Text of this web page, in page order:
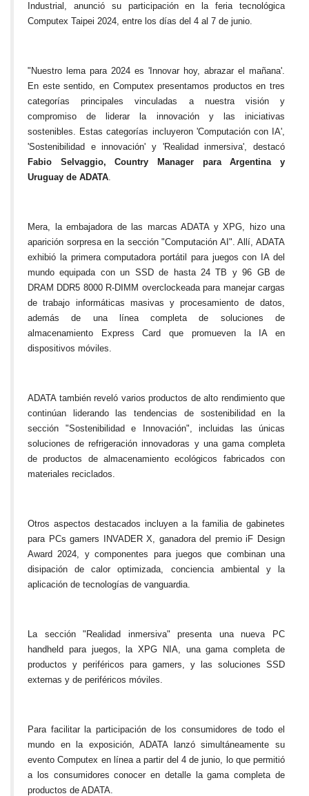
Industrial, anunció su participación en la feria tecnológica
Computex Taipei 2024, entre los días del 4 al 7 de junio.
"Nuestro lema para 2024 es 'Innovar hoy, abrazar el mañana'.
En este sentido, en Computex presentamos productos en tres
categorías principales vinculadas a nuestra visión y
compromiso de liderar la innovación y las iniciativas
sostenibles. Estas categorías incluyeron 'Computación con IA',
'Sostenibilidad e innovación' y 'Realidad inmersiva', destacó
Fabio Selvaggio, Country Manager para Argentina y
Uruguay de ADATA.
Mera, la embajadora de las marcas ADATA y XPG, hizo una
aparición sorpresa en la sección "Computación AI". Allí, ADATA
exhibió la primera computadora portátil para juegos con IA del
mundo equipada con un SSD de hasta 24 TB y 96 GB de
DRAM DDR5 8000 R-DIMM overclockeada para manejar cargas
de trabajo informáticas masivas y procesamiento de datos,
además de una línea completa de soluciones de
almacenamiento Express Card que promueven la IA en
dispositivos móviles.
ADATA también reveló varios productos de alto rendimiento que
continúan liderando las tendencias de sostenibilidad en la
sección "Sostenibilidad e Innovación", incluidas las únicas
soluciones de refrigeración innovadoras y una gama completa
de productos de almacenamiento ecológicos fabricados con
materiales reciclados.
Otros aspectos destacados incluyen a la familia de gabinetes
para PCs gamers INVADER X, ganadora del premio iF Design
Award 2024, y componentes para juegos que combinan una
disipación de calor optimizada, conciencia ambiental y la
aplicación de tecnologías de vanguardia.
La sección "Realidad inmersiva" presenta una nueva PC
handheld para juegos, la XPG NIA, una gama completa de
productos y periféricos para gamers, y las soluciones SSD
externas y de periféricos móviles.
Para facilitar la participación de los consumidores de todo el
mundo en la exposición, ADATA lanzó simultáneamente su
evento Computex en línea a partir del 4 de junio, lo que permitió
a los consumidores conocer en detalle la gama completa de
productos de ADATA.